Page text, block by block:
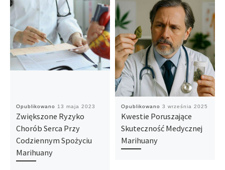
Opublikowano 13 maja 2023
Zwiększone Ryzyko
Chorób Serca Przy
Codziennym Spożyciu
Marihuany
Opublikowano 3 września 2025
Kwestie Poruszające
Skuteczność Medycznej
Marihuany